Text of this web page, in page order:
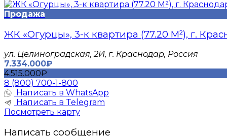
Продажа
ЖК «Огурцы», 3-к квартира (77.20 М²), г.
​ул. Целиноградская, 2И, г. Краснодар, Россия
7.334.000₽
4.515.000₽
8 (800) 700-1-800
Написать в WhatsApp
Написать в Telegram
Посмотреть карту
Написать сообщение